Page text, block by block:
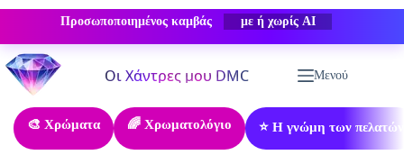
Προσωποποιημένος καμβάς -50% ΕΚΠΤΩΣΗ
Μετάβαση
στο
περιεχόμενο
Μενού
🎨 Χρώματα 🌈 Χρωματολόγιο ⭐ Η γνώμη των πελατών